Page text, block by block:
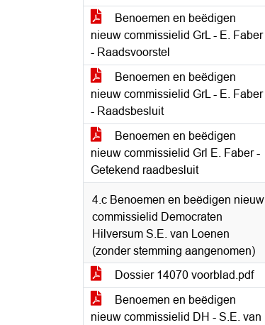
Benoemen en beëdigen
nieuw commissielid GrL - E. Faber
- Raadsvoorstel
Benoemen en beëdigen
nieuw commissielid GrL - E. Faber
- Raadsbesluit
Benoemen en beëdigen
nieuw commissielid Grl E. Faber -
Getekend raadbesluit
4.c Benoemen en beëdigen nieuw
commissielid Democraten
Hilversum S.E. van Loenen
(zonder stemming aangenomen)
Dossier 14070 voorblad.pdf
Benoemen en beëdigen
nieuw commissielid DH - S.E. van